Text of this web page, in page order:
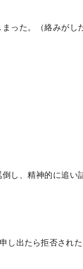
った。（絡みがし
し、精神的に追い
し出たら拒否された